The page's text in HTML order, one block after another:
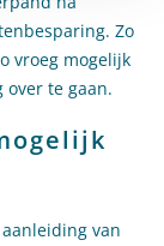
Zo
vroeg mogelijk
te gaan.
van